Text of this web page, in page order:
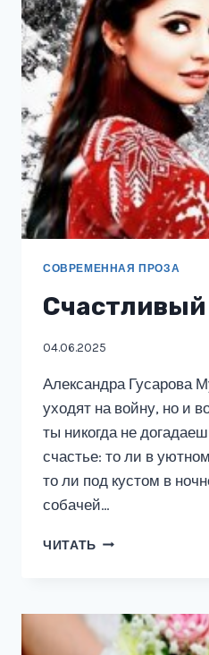
ДЛЯ
ПОПАДАНКИ
СОВРЕМЕННАЯ ПРОЗА
Счастливый
04.06.2025
Александра Гусарова
уходят на войну, но и
ты никогда не
счастье: то ли в
то ли под кустом в
собачей…
ЧИТАТЬ СЧАСТЛИВЫЙ